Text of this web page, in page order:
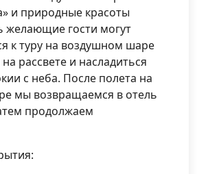
и природные красоты
желающие гости могут
к туру на воздушном шаре
рассвете и насладиться
с неба. После полета на
мы возвращаемся в отель
продолжаем